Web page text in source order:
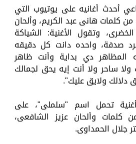
أحدث أغانيه على يوتيوب التي
كلمات هانى عبد الكريم، وألحان
وتقول الأغنية: الشياكة
صدفة، واحده دانت كل دقيقه
دي بداية وأنت ظاهر
ولا ساحر ولا أنت إيه يحق لجمالك
ولايق عليك".
تحمل اسم "سلملى"، على
كلمات وألحان عزيز الشافعى،
جلال الحمداوى.